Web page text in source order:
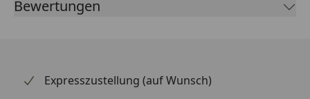
übermittelt. Da es sich meist um Kommissionsware
handelt (wir bestellen das Produkt bei Weber, sobald
Bewertungen
Expresszustellung (auf Wunsch)